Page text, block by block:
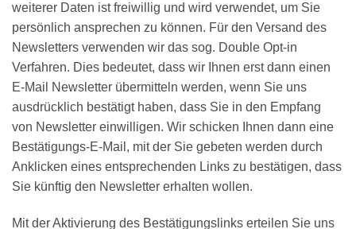
weiterer Daten ist freiwillig und wird verwendet, um Sie
persönlich ansprechen zu können. Für den Versand des
Newsletters verwenden wir das sog. Double Opt-in
Verfahren. Dies bedeutet, dass wir Ihnen erst dann einen
E-Mail Newsletter übermitteln werden, wenn Sie uns
ausdrücklich bestätigt haben, dass Sie in den Empfang
von Newsletter einwilligen. Wir schicken Ihnen dann eine
Bestätigungs-E-Mail, mit der Sie gebeten werden durch
Anklicken eines entsprechenden Links zu bestätigen, dass
Sie künftig den Newsletter erhalten wollen.
Mit der Aktivierung des Bestätigungslinks erteilen Sie uns